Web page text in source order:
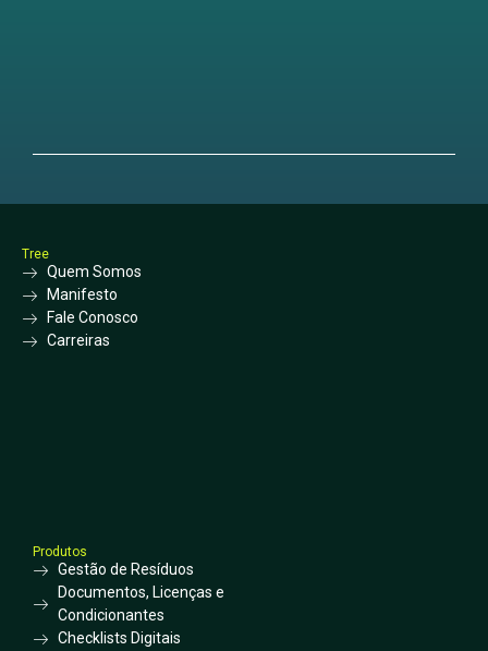
Tree
Quem Somos
Manifesto
Fale Conosco
Carreiras
Produtos
Gestão de Resíduos
Documentos, Licenças e
Condicionantes
Checklists Digitais